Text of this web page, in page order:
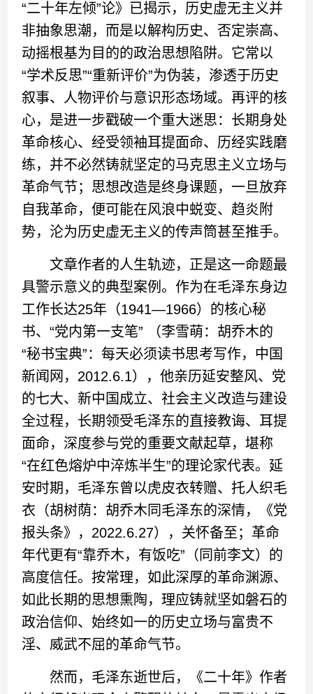
“二十年左倾”论》已揭示，历史虚无主义并
非抽象思潮，而是以解构历史、否定崇高、
动摇根基为目的的政治思想陷阱。它常以
“学术反思”“重新评价”为伪装，渗透于历史
叙事、人物评价与意识形态场域。再评的核
心，是进一步戳破一个重大迷思：长期身处
革命核心、经受领袖耳提面命、历经实践磨
练，并不必然铸就坚定的马克思主义立场与
革命气节；思想改造是终身课题，一旦放弃
自我革命，便可能在风浪中蜕变、趋炎附
势，沦为历史虚无主义的传声筒甚至推手。
文章作者的人生轨迹，正是这一命题最
具警示意义的典型案例。作为在毛泽东身边
工作长达25年（1941—1966）的核心秘
书、“党内第一支笔” （李雪萌：胡乔木的
“秘书宝典”：每天必须读书思考写作，中国
新闻网，2012.6.1），他亲历延安整风、党
的七大、新中国成立、社会主义改造与建设
全过程，长期领受毛泽东的直接教诲、耳提
面命，深度参与党的重要文献起草，堪称
“在红色熔炉中淬炼半生”的理论家代表。延
安时期，毛泽东曾以虎皮衣转赠、托人织毛
衣（胡树荫：胡乔木同毛泽东的深情，《党
报头条》，2022.6.27），关怀备至；革命
年代更有“靠乔木，有饭吃”（同前李文）的
高度信任。按常理，如此深厚的革命渊源、
如此长期的思想熏陶，理应铸就坚如磐石的
政治信仰、始终如一的历史立场与富贵不
淫、威武不屈的革命气节。
然而，毛泽东逝世后，《二十年》作者